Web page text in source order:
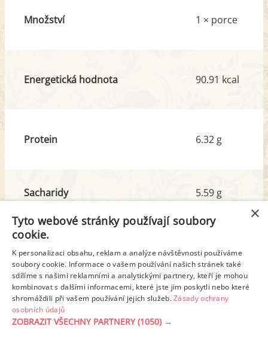
Množství 1 × porce
Energetická hodnota 90.91 kcal
Protein 6.32 g
Sacharidy
z toho cukr
5.59 g
4.91 g
Tuk
z toho nas. mastné kyseliny
4.96 g
3.22 g
Detailní rozpis
×
Tyto webové stránky používají soubory
cookie.
K personalizaci obsahu, reklam a analýze návštěvnosti používáme
soubory cookie. Informace o vašem používání našich stránek také
sdílíme s našimi reklamními a analytickými partnery, kteří je mohou
kombinovat s dalšími informacemi, které jste jim poskytli nebo které
shromáždili při vašem používání jejich služeb.Zásady ochrany
osobních údajů
ZOBRAZIT VŠECHNY PARTNERY(1050) →